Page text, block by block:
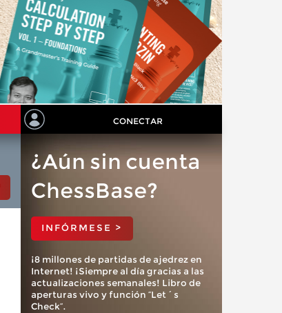
CONECTAR
¿Aún sin cuenta
ChessBase?
INFÓRMESE >
¡8 millones de partidas de ajedrez en
Internet! ¡Siempre al día gracias a las
actualizaciones semanales! Libro de
aperturas vivo y función “Let´s
Check”.